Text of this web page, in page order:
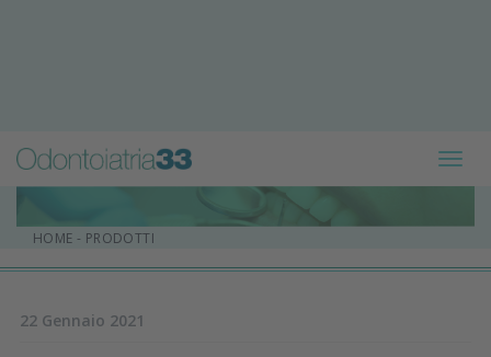
HOME - PRODOTTI
22 Gennaio 2021